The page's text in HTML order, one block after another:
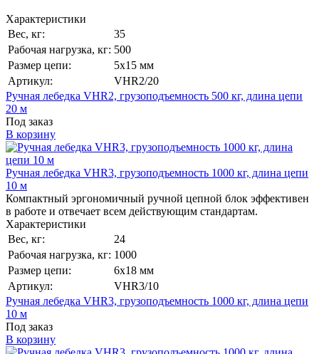
Характеристики
Вес, кг:
35
Рабочая нагрузка, кг: 500
Размер цепи:
5x15 мм
Артикул:
VHR2/20
Ручная лебедка VHR2, грузоподъемность 500 кг, длина цепи
20 м
Под заказ
В корзину
Ручная лебедка VHR3, грузоподъемность 1000 кг, длина цепи
10 м
Компактный эргономичный ручной цепной блок эффективен
в работе и отвечает всем действующим стандартам.
Характеристики
Вес, кг:
24
Рабочая нагрузка, кг: 1000
Размер цепи:
6x18 мм
Артикул:
VHR3/10
Ручная лебедка VHR3, грузоподъемность 1000 кг, длина цепи
10 м
Под заказ
В корзину